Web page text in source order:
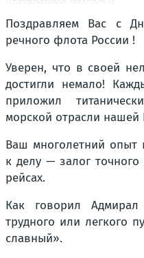
Поздравляем Вас с
речного флота России !
Уверен, что в своей
достигли немало!
приложил
морской отрасли нашей
Ваш многолетний опыт
к делу — залог
рейсах.
Как говорил
трудного или легкого
славный».